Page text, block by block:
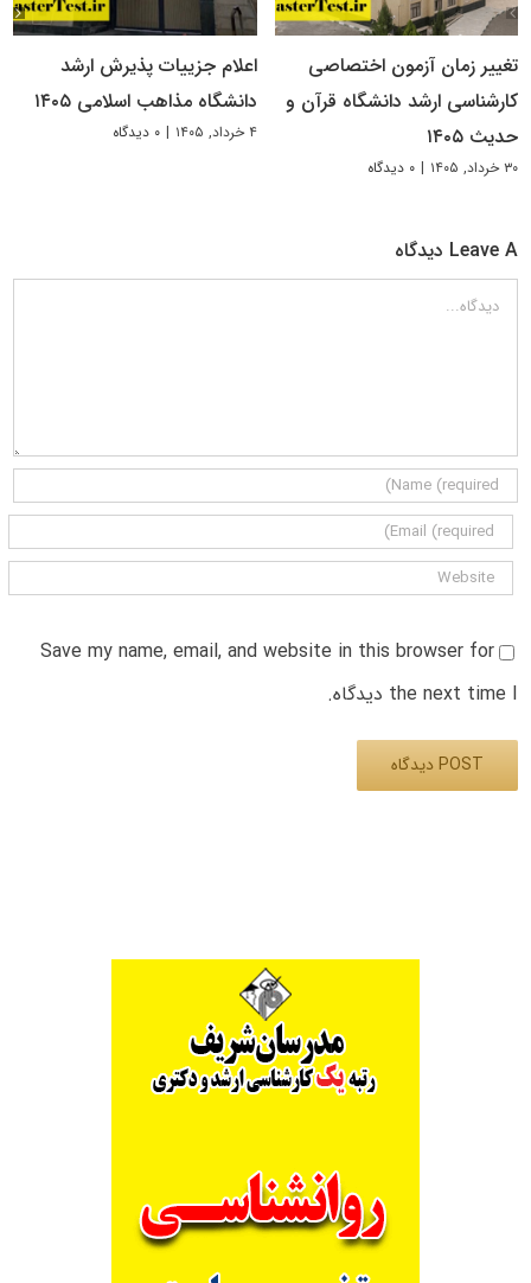
تغییر زمان آزمون اختصاصی
کارشناسی ارشد دانشگاه قرآن و
حدیث ۱۴۰۵
۳۰ خرداد, ۱۴۰۵ | ۰ دیدگاه
اعلام جزییات پذیرش ارشد
دانشگاه مذاهب اسلامی ۱۴۰۵
۴ خرداد, ۱۴۰۵ | ۰ دیدگاه
Leave A دیدگاه
دیدگاه
Save my name, email, and website in this browser for
the next time I دیدگاه.